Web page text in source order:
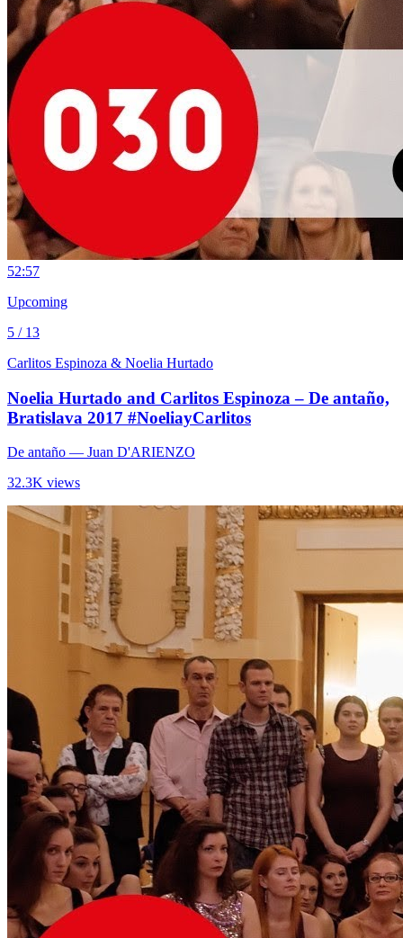
52:57
Upcoming
5 / 13
Carlitos Espinoza & Noelia Hurtado
Noelia Hurtado and Carlitos Espinoza – De antaño,
Bratislava 2017 #NoeliayCarlitos
De antaño — Juan D'ARIENZO
32.3K views